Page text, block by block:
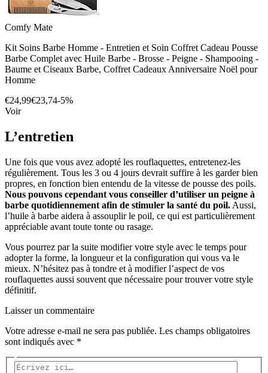
Comfy Mate
Kit Soins Barbe Homme - Entretien et Soin Coffret Cadeau Pousse
Barbe Complet avec Huile Barbe - Brosse - Peigne - Shampooing -
Baume et Ciseaux Barbe, Coffret Cadeaux Anniversaire Noël pour
Homme
€24,99€23,74-5%
Voir
L’entretien
Une fois que vous avez adopté les rouflaquettes, entretenez-les
régulièrement. Tous les 3 ou 4 jours devrait suffire à les garder bien
propres, en fonction bien entendu de la vitesse de pousse des poils.
Nous pouvons cependant vous conseiller d’utiliser un peigne à
barbe quotidiennement afin de stimuler la santé du poil. Aussi,
l’huile à barbe aidera à assouplir le poil, ce qui est particulièrement
appréciable avant toute tonte ou rasage.
Vous pourrez par la suite modifier votre style avec le temps pour
adopter la forme, la longueur et la configuration qui vous va le
mieux. N’hésitez pas à tondre et à modifier l’aspect de vos
rouflaquettes aussi souvent que nécessaire pour trouver votre style
définitif.
Laisser un commentaire
Votre adresse e-mail ne sera pas publiée. Les champs obligatoires
sont indiqués avec *
Écrivez